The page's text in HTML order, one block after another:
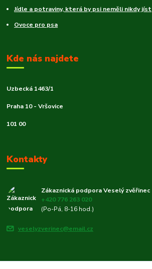
Jídle a potraviny, která by psi neměli nikdy jíst
Ovoce pro psa
Kde nás najdete
Uzbecká 1463/1
Praha 10 - Vršovice
101 00
Kontakty
Zákaznická podpora Veselý zvěřinec
+420 776 263 020
(Po-Pá, 8-16 hod.)
veselyzverinec@email.cz